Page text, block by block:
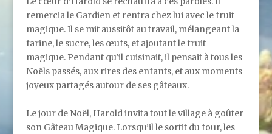
remercia le Gardien et rentra chez lui avec le fruit
magique. Il se mit aussitôt au travail, mélangeant la
farine, le sucre, les œufs, et ajoutant le fruit
magique. Pendant qu’il cuisinait, il pensait à tous les
Noëls passés, aux rires des enfants, et aux moments
joyeux partagés autour de ses gâteaux.
Le jour de Noël, Harold invita tout le village à goûter
son Gâteau Magique. Lorsqu’il le sortit du four, les